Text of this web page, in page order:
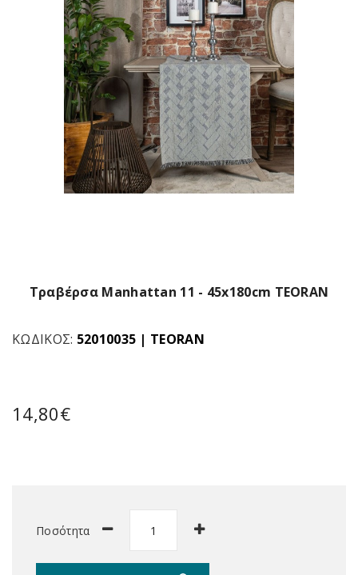
Τραβέρσα Manhattan 11 - 45x180cm TEORAN
ΚΩΔΙΚΌΣ: 52010035 | TEORAN
14,80€
Ποσότητα